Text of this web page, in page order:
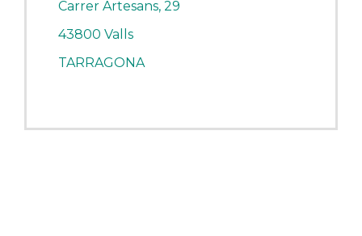
Carrer Artesans, 29
43800 Valls
TARRAGONA